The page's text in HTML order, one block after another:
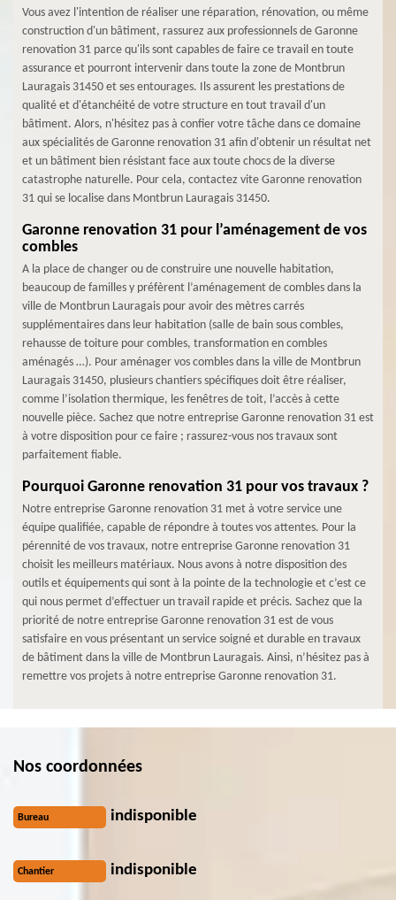
Vous avez l'intention de réaliser une réparation, rénovation, ou même
construction d'un bâtiment, rassurez aux professionnels de Garonne
renovation 31 parce qu'ils sont capables de faire ce travail en toute
assurance et pourront intervenir dans toute la zone de Montbrun
Lauragais 31450 et ses entourages. Ils assurent les prestations de
qualité et d'étanchéité de votre structure en tout travail d'un
bâtiment. Alors, n'hésitez pas à confier votre tâche dans ce domaine
aux spécialités de Garonne renovation 31 afin d'obtenir un résultat net
et un bâtiment bien résistant face aux toute chocs de la diverse
catastrophe naturelle. Pour cela, contactez vite Garonne renovation
31 qui se localise dans Montbrun Lauragais 31450.
Garonne renovation 31 pour l’aménagement de vos
combles
A la place de changer ou de construire une nouvelle habitation,
beaucoup de familles y préfèrent l’aménagement de combles dans la
ville de Montbrun Lauragais pour avoir des mètres carrés
supplémentaires dans leur habitation (salle de bain sous combles,
rehausse de toiture pour combles, transformation en combles
aménagés …). Pour aménager vos combles dans la ville de Montbrun
Lauragais 31450, plusieurs chantiers spécifiques doit être réaliser,
comme l’isolation thermique, les fenêtres de toit, l’accès à cette
nouvelle pièce. Sachez que notre entreprise Garonne renovation 31 est
à votre disposition pour ce faire ; rassurez-vous nos travaux sont
parfaitement fiable.
Pourquoi Garonne renovation 31 pour vos travaux ?
Notre entreprise Garonne renovation 31 met à votre service une
équipe qualifiée, capable de répondre à toutes vos attentes. Pour la
pérennité de vos travaux, notre entreprise Garonne renovation 31
choisit les meilleurs matériaux. Nous avons à notre disposition des
outils et équipements qui sont à la pointe de la technologie et c’est ce
qui nous permet d’effectuer un travail rapide et précis. Sachez que la
priorité de notre entreprise Garonne renovation 31 est de vous
satisfaire en vous présentant un service soigné et durable en travaux
de bâtiment dans la ville de Montbrun Lauragais. Ainsi, n’hésitez pas à
remettre vos projets à notre entreprise Garonne renovation 31.
Nos coordonnées
Bureau indisponible
Chantier indisponible